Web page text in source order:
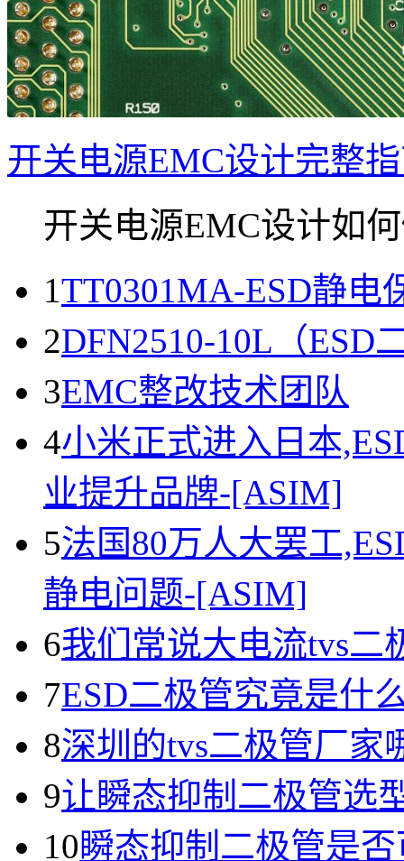
开关电源EMC设计完整
开关电源EMC设计如
1TT0301MA-ESD静电
2DFN2510-10L（ESD
3EMC整改技术团队
4小米正式进入日本
业提升品牌-[ASIM]
5法国80万人大罢工
静电问题-[ASIM]
6我们常说大电流tvs二
7ESD二极管究竟是什
8深圳的tvs二极管厂家
9让瞬态抑制二极管选
10瞬态抑制二极管是